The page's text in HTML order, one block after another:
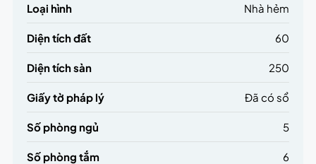
Loại hình Nhà hẻm
Diện tích đất 60
Diện tích sàn 250
Giấy tờ pháp lý Đã có sổ
Số phòng ngủ 5
Số phòng tắm 6